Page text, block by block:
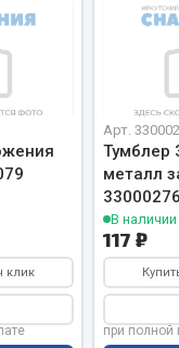
Показать ещё
клик
Арт.
Тумблер
металл
33000276
В наличии
117 ₽
при полной